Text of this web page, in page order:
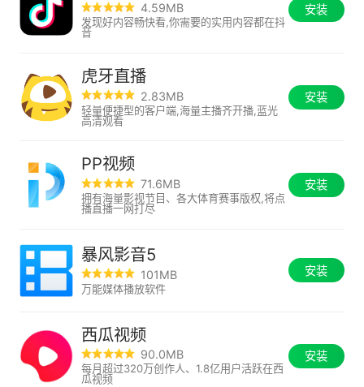
4.59MB
发现好内容畅快看,你需要的实用内容都在抖
音
安装
虎牙直播
2.83MB
轻量便捷型的客户端,海量主播齐开播,蓝光
高清观看
安装
PP视频
71.6MB
拥有海量影视节目、各大体育赛事版权,将点
播直播一网打尽
安装
暴风影音5
101MB
万能媒体播放软件
安装
西瓜视频
90.0MB
每月超过320万创作人、1.8亿用户活跃在西
瓜视频
安装